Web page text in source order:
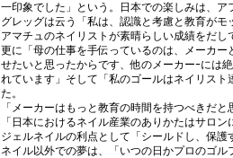
一印象でした」という。日本での楽しみは、
グレッグは云う「私は、認識と考慮と教育が
アマチュのネイリストが素晴らしい成績をだ
更に「母の仕事を手伝っているのは、メーカ
せたいと思ったからです、他のメーカーｰには
れています」そして「私のゴールはネイリス
た。
「メーカーはもっと教育の時間を持つべきだ
「日本におけるネイル産業のありかたはサロ
ジェルネイルの利点として「シールドし、保
ネイル以外での夢は、「いつの日かプロのゴ